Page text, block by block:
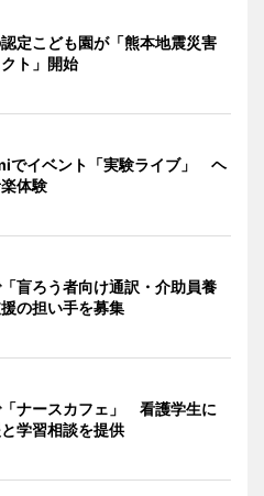
定こども園が「熊本地震災害
ト」開始
でイベント「実験ライブ」 ヘ
体験
盲ろう者向け通訳・介助員養
の担い手を募集
ナースカフェ」 看護学生に
学習相談を提供